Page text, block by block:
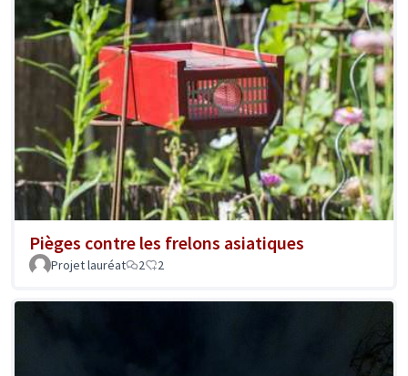
Pièges contre les frelons asiatiques
Projet lauréat 2 2